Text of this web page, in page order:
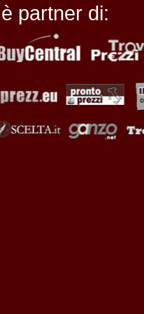
partner di: